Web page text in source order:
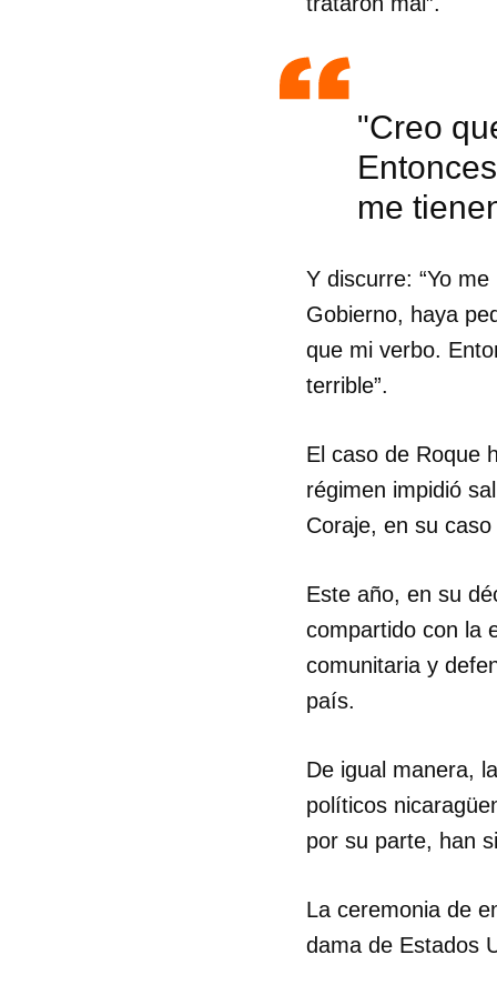
"Creo
me
Y discurre: “Yo
Gobierno, haya
que mi verbo.
terrible”.
El caso de Roque
régimen impidió
Coraje, en su
Este año, en su
compartido con la
comunitaria y
país.
De igual manera,
políticos
por su parte, han
La ceremonia de
dama de Estados